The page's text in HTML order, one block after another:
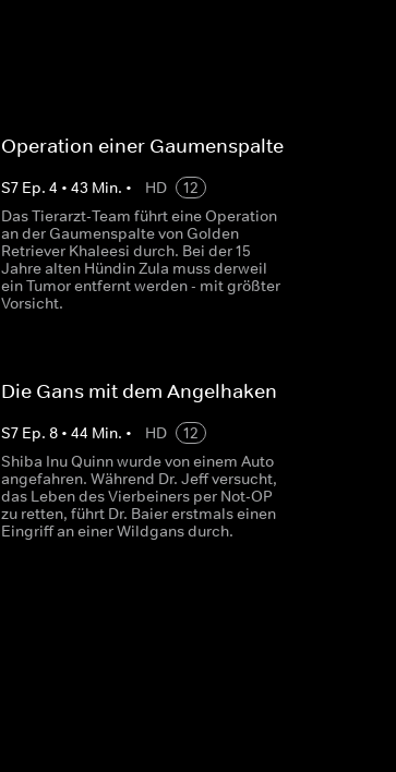
Operation einer Gaumenspalte
S7 Ep. 4 • 43 Min. • HD
12
Das Tierarzt-Team führt eine Operation
an der Gaumenspalte von Golden
Retriever Khaleesi durch. Bei der 15
Jahre alten Hündin Zula muss derweil
ein Tumor entfernt werden - mit größter
Vorsicht.
Die Gans mit dem Angelhaken
S7 Ep. 8• 44 Min. • HD
12
Shiba Inu Quinn wurde von einem Auto
angefahren. Während Dr. Jeff versucht,
das Leben des Vierbeiners per Not-OP
zu retten, führt Dr. Baier erstmals einen
Eingriff an einer Wildgans durch.